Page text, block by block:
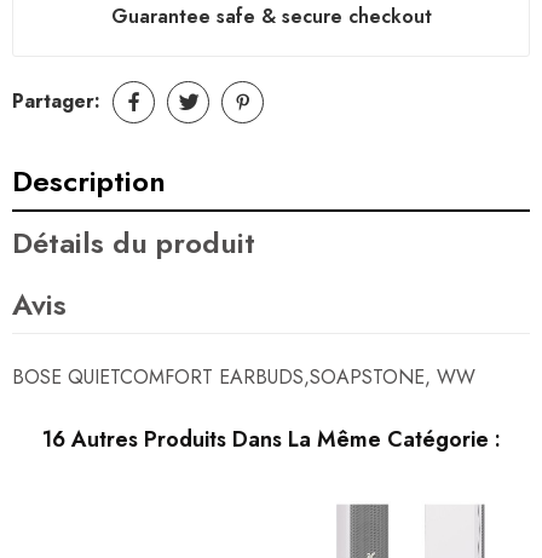
Guarantee safe & secure checkout
Partager:
Description
Détails du produit
Avis
BOSE QUIETCOMFORT EARBUDS,SOAPSTONE, WW
16 Autres Produits Dans La Même Catégorie :